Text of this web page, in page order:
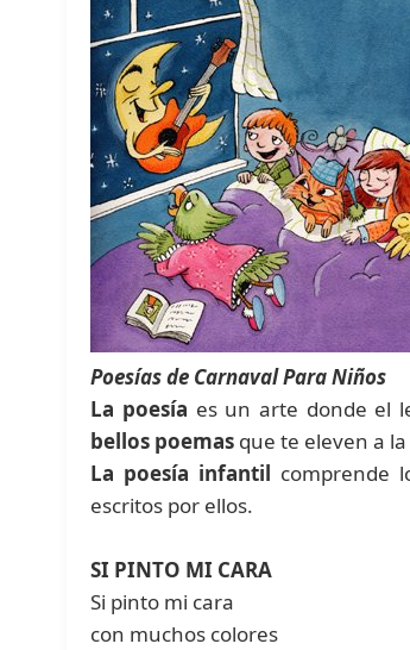
Poesías de Carnaval Para Niños
La poesía es un arte donde el
bellos poemas que te eleven a
La poesía infantil comprende
escritos por ellos.
SI PINTO MI CARA
Si pinto mi cara
con muchos colores